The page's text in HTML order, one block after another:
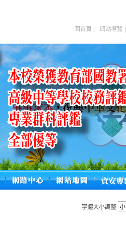
回首頁 網站導覽
字體大小調整 小